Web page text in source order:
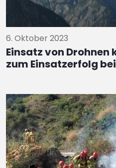
6. Oktober 2023
Einsatz von Drohnen
zum Einsatzerfolg